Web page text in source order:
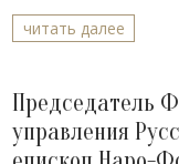
читать далее
Председатель
управления